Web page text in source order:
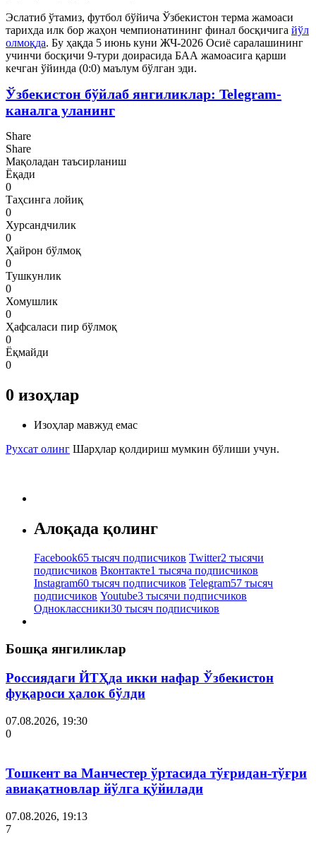
Эслатиб ўтамиз, футбол бўйича Ўзбекистон терма жамоаси
тарихда илк бор жаҳон чемпионатининг финал босқичига йўл
олмоқда. Бу ҳақда 5 июнь куни ЖЧ-2026 Осиё саралашининг
учинчи босқичи 9-тури доирасида БАА жамоасига қарши
кечган ўйинда (0:0) маълум бўлган эди.
Ўзбекистон бўйлаб янгиликлар: Telegram-
каналга уланинг
Share
Share
Мақоладан таъсирланиш
Ёқади
0
Таҳсинга лойиқ
0
Хурсандчилик
0
Ҳайрон бўлмоқ
0
Тушкунлик
0
Хомушлик
0
Ҳафсаласи пир бўлмоқ
0
Ёқмайди
0
0 изоҳлар
Изоҳлар мавжуд емас
Рухсат олинг Шарҳлар қолдириш мумкин бўлиши учун.
Алоқада қолинг
Facebook65 тысяч подписчиков Twitter2 тысячи
подписчиков Вконтакте1 тысяча подписчиков
Instagram60 тысяч подписчиков Telegram57 тысяч
подписчиков Youtube3 тысячи подписчиков
Одноклассники30 тысяч подписчиков
Бошқа янгиликлар
Россиядаги ЙТҲда икки нафар Ўзбекистон
фуқароси ҳалок бўлди
07.08.2026, 19:30
0
Тошкент ва Манчестер ўртасида тўғридан-тўғри
авиақатновлар йўлга қўйилади
07.08.2026, 19:13
7